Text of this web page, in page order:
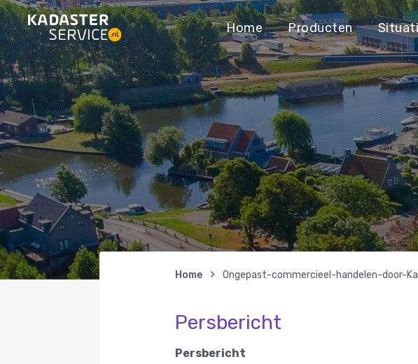
Home Producten
Home Ongepast-commercieel-handelen-door-
Persbericht
Persbericht